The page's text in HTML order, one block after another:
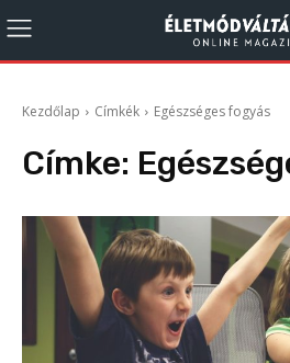
Kezdőlap Címkék Egészséges fogyás
Címke: